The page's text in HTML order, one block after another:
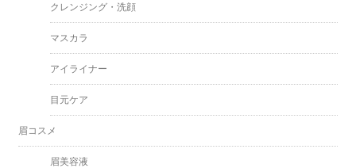
クレンジング・洗顔
マスカラ
アイライナー
目元ケア
眉コスメ
眉美容液